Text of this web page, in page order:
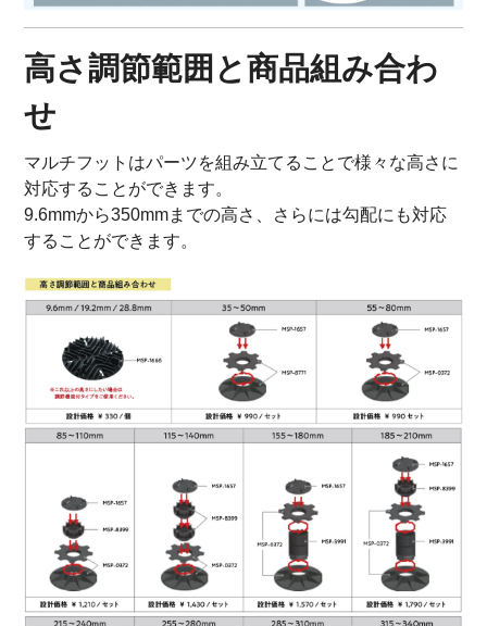
高さ調節範囲と商品組み合わ
せ
マルチフットはパーツを組み立てることで様々な高さに
対応することができます。
9.6mmから350mmまでの高さ、さらには勾配にも対応
することができます。